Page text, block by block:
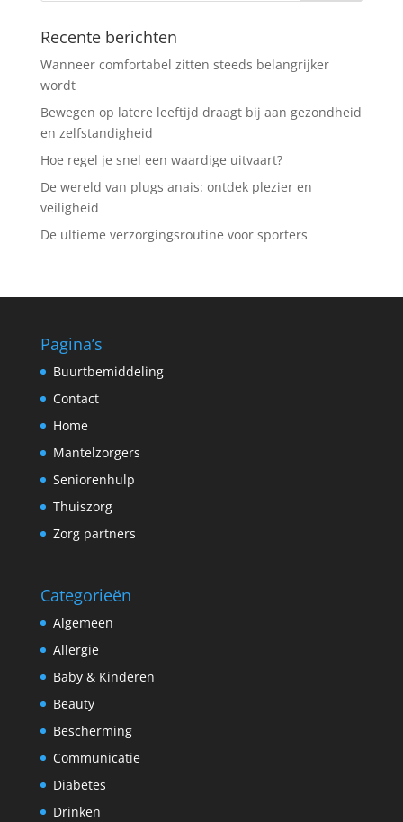
Recente berichten
Wanneer comfortabel zitten steeds belangrijker
wordt
Bewegen op latere leeftijd draagt bij aan gezondheid
en zelfstandigheid
Hoe regel je snel een waardige uitvaart?
De wereld van plugs anais: ontdek plezier en
veiligheid
De ultieme verzorgingsroutine voor sporters
Pagina’s
Buurtbemiddeling
Contact
Home
Mantelzorgers
Seniorenhulp
Thuiszorg
Zorg partners
Categorieën
Algemeen
Allergie
Baby & Kinderen
Beauty
Bescherming
Communicatie
Diabetes
Drinken